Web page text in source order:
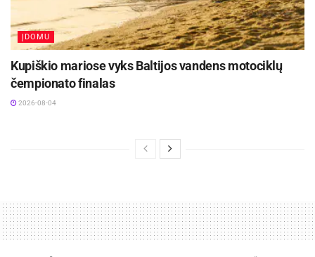
ĮDOMU
Kupiškio mariose vyks Baltijos vandens motociklų
čempionato finalas
2026-08-04